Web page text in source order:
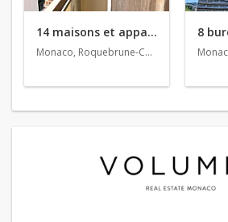
14 maisons et appartements en vente
Monaco, Roquebrune-Cap-Martin